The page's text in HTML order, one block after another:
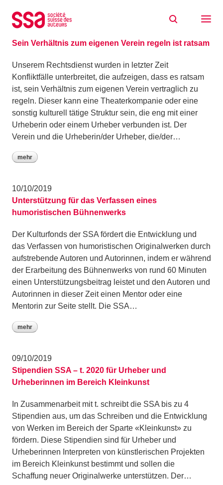
23/10/2019
Sein Verhältnis zum eigenen Verein regeln ist ratsam
Unserem Rechtsdienst wurden in letzter Zeit
Konfliktfälle unterbreitet, die aufzeigen, dass es ratsam
ist, sein Verhältnis zum eigenen Verein vertraglich zu
regeln. Dieser kann eine Theaterkompanie oder eine
sonstig kulturell tätige Struktur sein, die eng mit einer
Urheberin oder einem Urheber verbunden ist. Der
Verein und die Urheberin/der Urheber, die/der…
mehr
10/10/2019
Unterstützung für das Verfassen eines
humoristischen Bühnenwerks
Der Kulturfonds der SSA fördert die Entwicklung und
das Verfassen von humoristischen Originalwerken durch
aufstrebende Autoren und Autorinnen, indem er während
der Erarbeitung des Bühnenwerks von rund 60 Minuten
einen Unterstützungsbeitrag leistet und den Autoren und
Autorinnen in dieser Zeit einen Mentor oder eine
Mentorin zur Seite stellt. Die SSA…
mehr
09/10/2019
Stipendien SSA – t. 2020 für Urheber und
Urheberinnen im Bereich Kleinkunst
In Zusammenarbeit mit t. schreibt die SSA bis zu 4
Stipendien aus, um das Schreiben und die Entwicklung
von Werken im Bereich der Sparte «Kleinkunst» zu
fördern. Diese Stipendien sind für Urheber und
Urheberinnen Interpreten von künstlerischen Projekten
im Bereich Kleinkunst bestimmt und sollen die
Schaffung neuer Originalwerke unterstützen. Der…